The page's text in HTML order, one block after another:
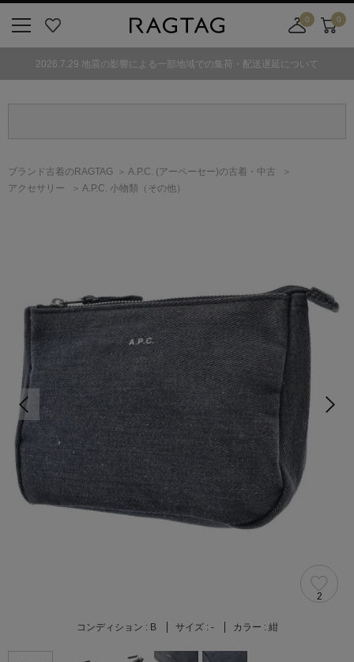
気
0
舗
カ
ト
0
2026.7.29 地震の影響による一部地域での集荷・配送遅延について
ブランド古着のRAGTAG A.P.C. (アーペーセー)の古着・中古
アクセサリー
A.P.C. 小物類（その他）
2
コンディション : B サイズ : - カラー : 紺